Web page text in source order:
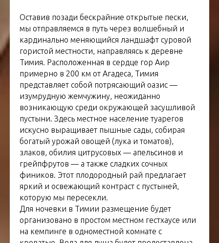
Оставив позади бескрайние открытые пески,
мы отправляемся в путь через волшебный и
кардинально меняющийся ландшафт суровой
гористой местности, направляясь к деревне
Тимия. Расположенная в сердце гор Аир
примерно в 200 км от Агадеса, Тимия
представляет собой потрясающий оазис —
изумрудную жемчужину, неожиданно
возникающую среди окружающей засушливой
пустыни. Здесь местное население туарегов
искусно выращивает пышные сады, собирая
богатый урожай овощей (лука и томатов),
злаков, обилия цитрусовых — апельсинов и
грейпфрутов — а также сладких сочных
фиников. Этот плодородный рай предлагает
яркий и освежающий контраст с пустыней,
которую мы пересекли.
Для ночевки в Тимии размещение будет
организовано в простом местном гестхаусе или
на кемпинге в одноместной комнате с